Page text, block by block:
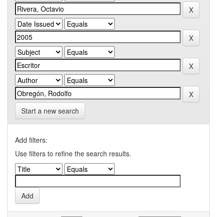
Start a new search
Add filters:
Use filters to refine the search results.